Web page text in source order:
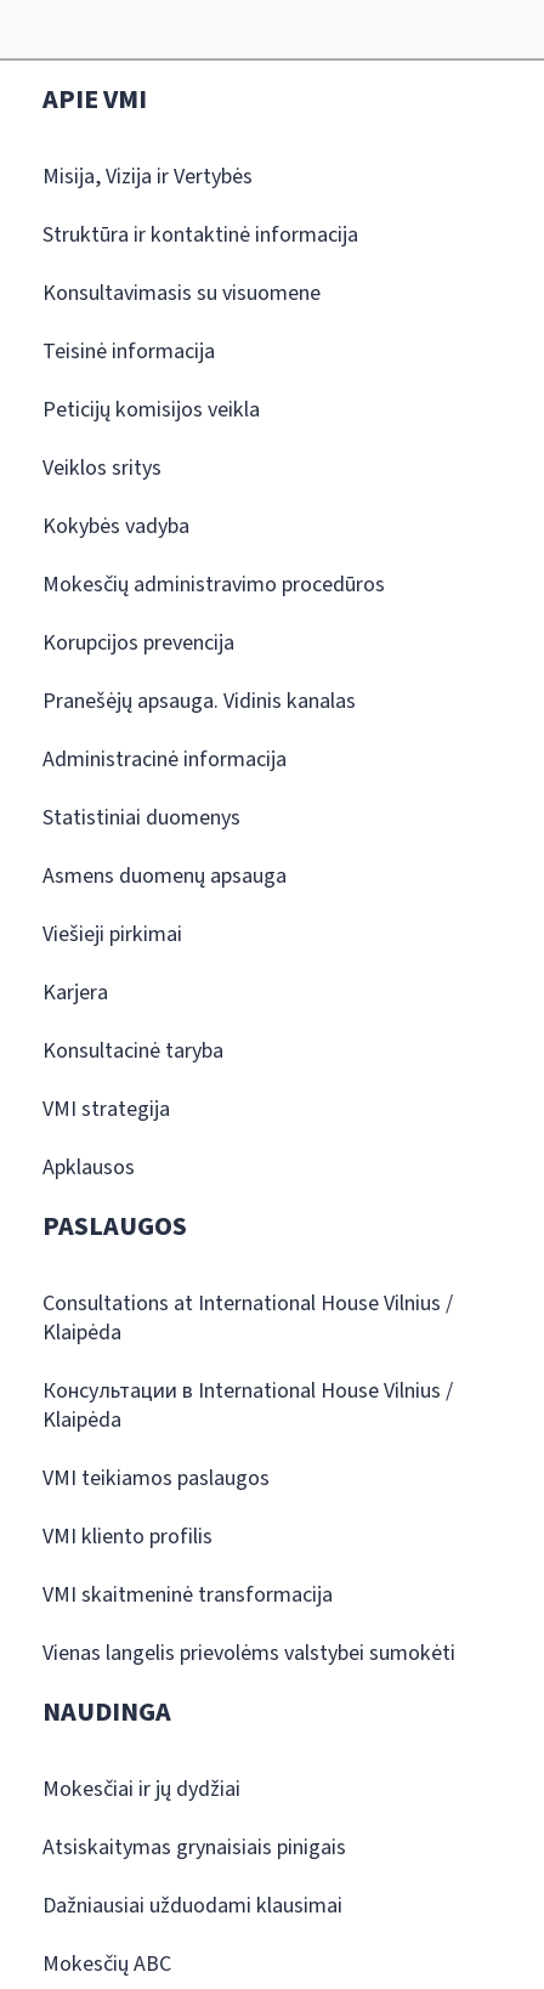
APIE VMI
Misija, Vizija ir Vertybės
Struktūra ir kontaktinė informacija
Konsultavimasis su visuomene
Teisinė informacija
Peticijų komisijos veikla
Veiklos sritys
Kokybės vadyba
Mokesčių administravimo procedūros
Korupcijos prevencija
Pranešėjų apsauga. Vidinis kanalas
Administracinė informacija
Statistiniai duomenys
Asmens duomenų apsauga
Viešieji pirkimai
Karjera
Konsultacinė taryba
VMI strategija
Apklausos
PASLAUGOS
Consultations at International House Vilnius /
Klaipėda
Консультации в International House Vilnius /
Klaipėda
VMI teikiamos paslaugos
VMI kliento profilis
VMI skaitmeninė transformacija
Vienas langelis prievolėms valstybei sumokėti
NAUDINGA
Mokesčiai ir jų dydžiai
Atsiskaitymas grynaisiais pinigais
Dažniausiai užduodami klausimai
Mokesčių ABC